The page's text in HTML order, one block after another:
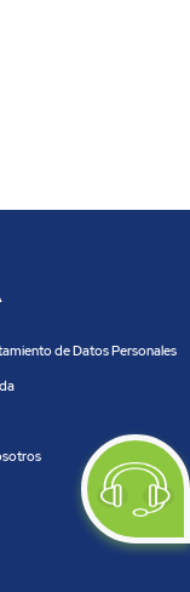
de Datos Personales